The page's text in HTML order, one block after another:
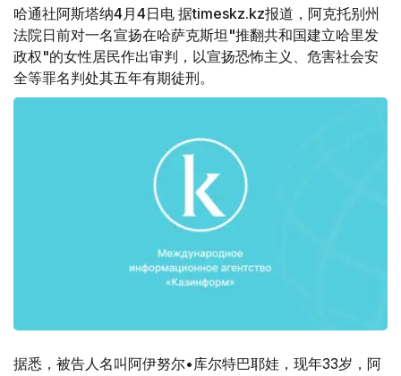
哈通社阿斯塔纳4月4日电 据timeskz.kz报道，阿克托别州
法院日前对一名宣扬在哈萨克斯坦"推翻共和国建立哈里发
政权"的女性居民作出审判，以宣扬恐怖主义、危害社会安
全等罪名判处其五年有期徒刑。
据悉，被告人名叫阿伊努尔•库尔特巴耶娃，现年33岁，阿